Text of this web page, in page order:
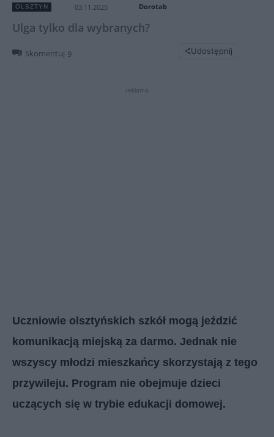
OLSZTYN 03.11.2025 Dorotab
Ulga tylko dla wybranych?
Skomentuj 9 Udostępnij
reklama
Uczniowie olsztyńskich szkół mogą jeździć
komunikacją miejską za darmo. Jednak nie
wszyscy młodzi mieszkańcy skorzystają z tego
przywileju. Program nie obejmuje dzieci
uczących się w trybie edukacji domowej.